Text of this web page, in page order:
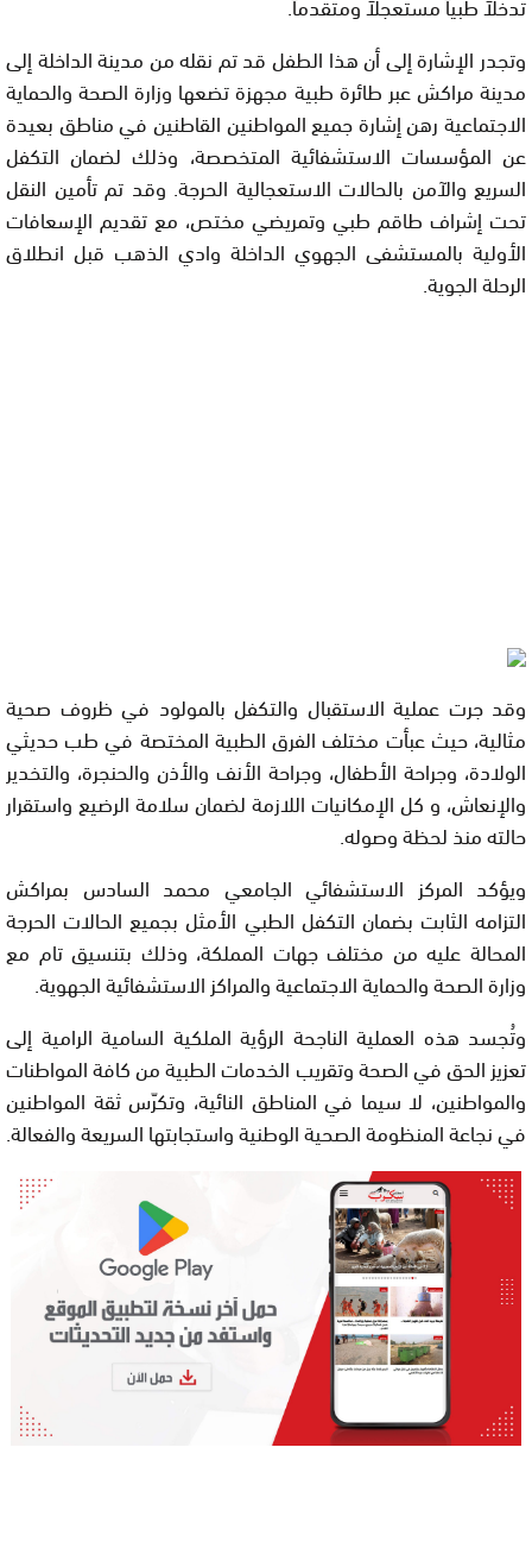
وتجدر الإشارة إلى أن هذا الطفل قد تم نقله من مدينة الداخلة إلى
مدينة مراكش عبر طائرة طبية مجهزة تضعها وزارة الصحة والحماية
الاجتماعية رهن إشارة جميع المواطنين القاطنين في مناطق بعيدة
عن المؤسسات الاستشفائية المتخصصة، وذلك لضمان التكفل
السريع والآمن بالحالات الاستعجالية الحرجة. وقد تم تأمين النقل
تحت إشراف طاقم طبي وتمريضي مختص، مع تقديم الإسعافات
الأولية بالمستشفى الجهوي الداخلة وادي الذهب قبل انطلاق
الرحلة الجوية.
وقد جرت عملية الاستقبال والتكفل بالمولود في ظروف صحية
مثالية، حيث عبأت مختلف الفرق الطبية المختصة في طب حديثي
الولادة، وجراحة الأطفال، وجراحة الأنف والأذن والحنجرة، والتخدير
والإنعاش، و كل الإمكانيات اللازمة لضمان سلامة الرضيع واستقرار
حالته منذ لحظة وصوله.
ويؤكد المركز الاستشفائي الجامعي محمد السادس بمراكش
التزامه الثابت بضمان التكفل الطبي الأمثل بجميع الحالات الحرجة
المحالة عليه من مختلف جهات المملكة، وذلك بتنسيق تام مع
وزارة الصحة والحماية الاجتماعية والمراكز الاستشفائية الجهوية.
وتُجسد هذه العملية الناجحة الرؤية الملكية السامية الرامية إلى
تعزيز الحق في الصحة وتقريب الخدمات الطبية من كافة المواطنات
والمواطنين، لا سيما في المناطق النائية، وتكرّس ثقة المواطنين
في نجاعة المنظومة الصحية الوطنية واستجابتها السريعة والفعالة.